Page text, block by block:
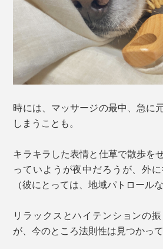
時には、マッサージの最中、急に
しまうことも。
キラキラした表情と仕草で散歩を
っていようが夜中だろうが、外
（彼にとっては、地域パトロール
リラックスとハイテンションの
が、今のところ法則性は見つかっ